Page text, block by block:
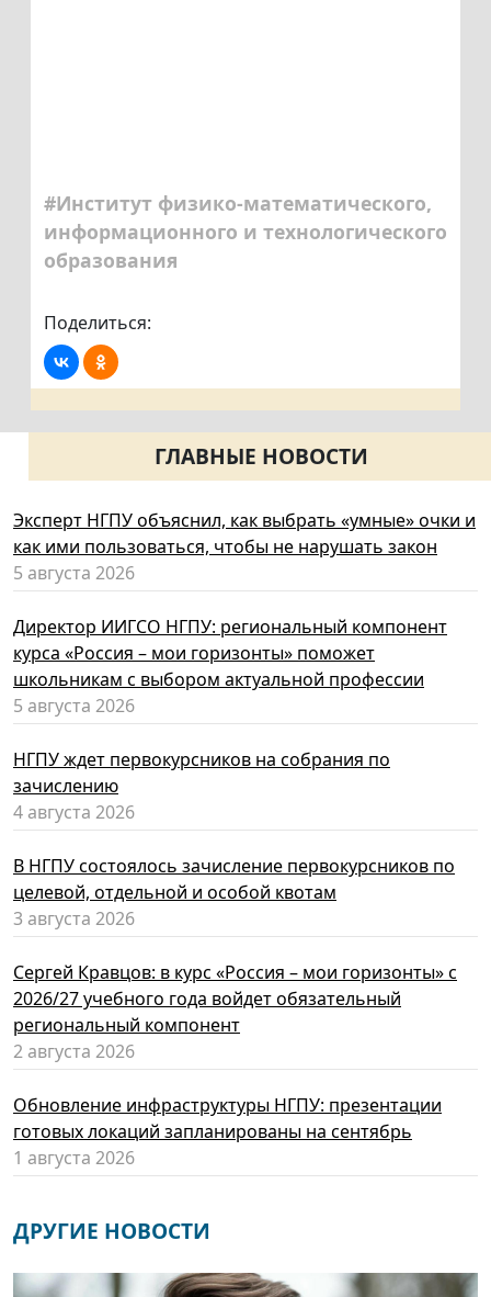
#Институт физико-математического,
информационного и технологического
образования
Поделиться:
ГЛАВНЫЕ НОВОСТИ
Эксперт НГПУ объяснил, как выбрать «умные» очки и
как ими пользоваться, чтобы не нарушать закон
5 августа 2026
Директор ИИГСО НГПУ: региональный компонент
курса «Россия – мои горизонты» поможет
школьникам с выбором актуальной профессии
5 августа 2026
НГПУ ждет первокурсников на собрания по
зачислению
4 августа 2026
В НГПУ состоялось зачисление первокурсников по
целевой, отдельной и особой квотам
3 августа 2026
Сергей Кравцов: в курс «Россия – мои горизонты» с
2026/27 учебного года войдет обязательный
региональный компонент
2 августа 2026
Обновление инфраструктуры НГПУ: презентации
готовых локаций запланированы на сентябрь
1 августа 2026
ДРУГИЕ НОВОСТИ